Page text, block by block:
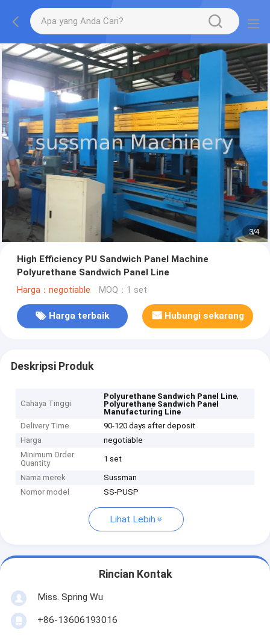
3/4
High Efficiency PU Sandwich Panel Machine
Polyurethane Sandwich Panel Line
Harga：negotiable MOQ：1 set
Harga terbaik Hubungi sekarang
Deskripsi Produk
Cahaya Tinggi
Polyurethane Sandwich Panel Line,
Polyurethane Sandwich Panel
Manufacturing Line
Delivery Time
90-120 days after deposit
Harga
negotiable
Minimum Order
Quantity
1 set
Nama merek
Sussman
Nomor model
SS-PUSP
Lihat Lebih
Rincian Kontak
Miss. Spring Wu
+86-13606193016